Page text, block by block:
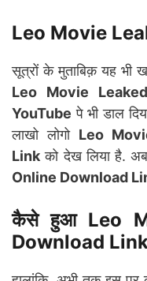
Leo Movie
सूत्रों के मुताबिक़ यह भी
Leo Movie
YouTube पे भी डाल
लाखो लोगो Leo
Link को देख लिया है.
Online Download
कैसे हुआ Leo
Download